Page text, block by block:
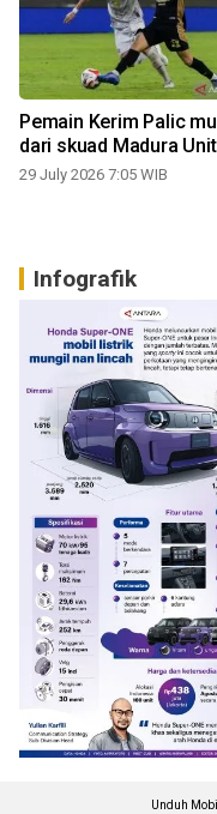
Pemain Kerim Palic
dari skuad Madura
29 July 2026 7:05 WIB
Infografik
Unduh